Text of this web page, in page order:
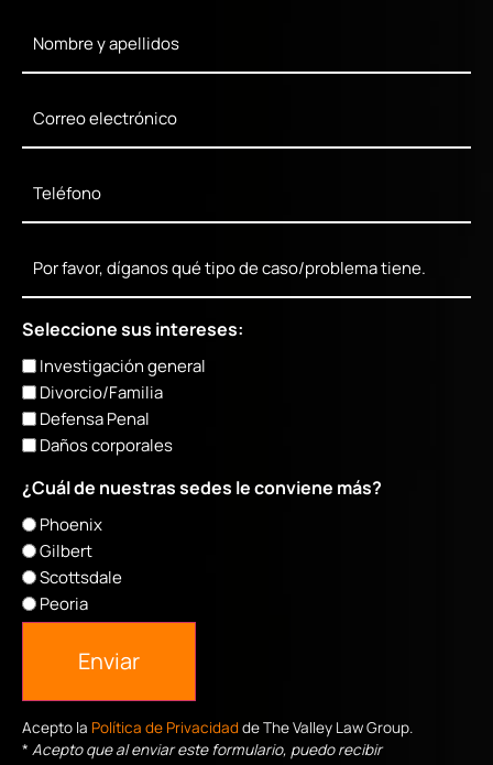
Name *
Seleccione sus intereses:
Investigación general
Divorcio/Familia
Defensa Penal
Daños corporales
¿Cuál de nuestras sedes le conviene más?
Phoenix
Gilbert
Scottsdale
Peoria
Enviar
Acepto la Política de Privacidad de The Valley Law Group.
* Acepto que al enviar este formulario, puedo recibir